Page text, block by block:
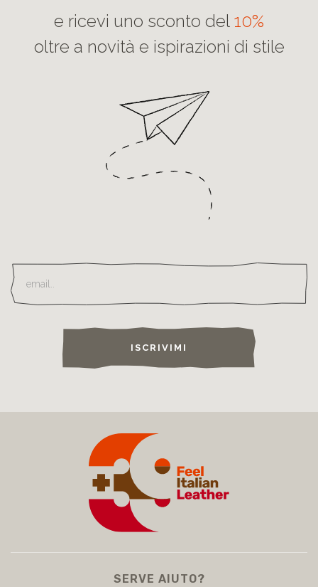
e ricevi uno sconto del 10%
oltre a novità e ispirazioni di stile
ISCRIVIMI
SERVE AIUTO?